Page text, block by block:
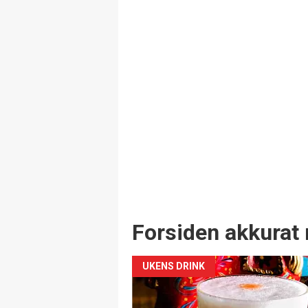
Forsiden akkurat
UKENS DRINK